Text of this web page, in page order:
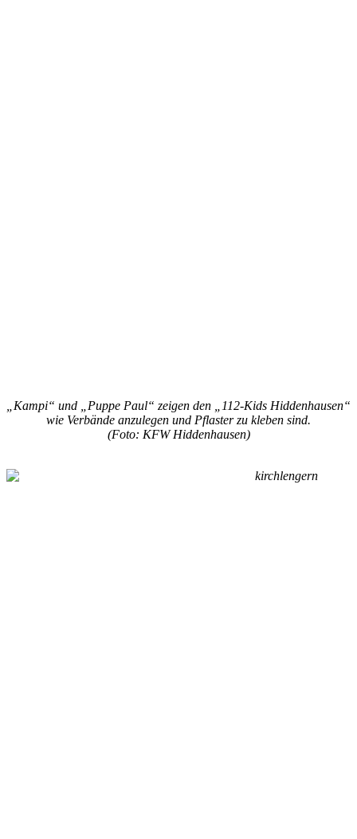
„Kampi“ und „Puppe Paul“ zeigen den „112-Kids Hiddenhausen“
wie Verbände anzulegen und Pflaster zu kleben sind.
(Foto: KFW Hiddenhausen)